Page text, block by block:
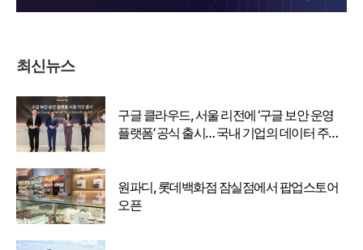
최신뉴스
구글 클라우드, 서울 리전에 ‘구글 보안 운영
플랫폼’ 공식 출시… 국내 기업의 데이터 주권
원파디, 롯데백화점 잠실점에서 팝업스토어
오픈